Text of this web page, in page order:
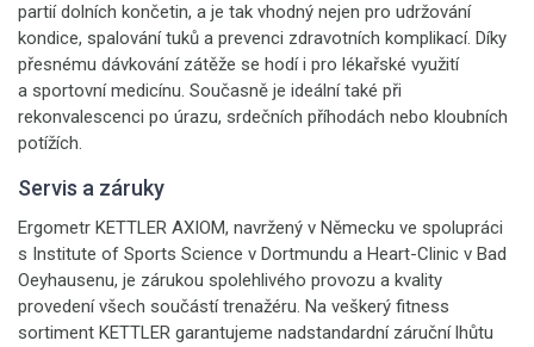
partií dolních končetin, a je tak vhodný nejen pro udržování
kondice, spalování tuků a prevenci zdravotních komplikací. Díky
přesnému dávkování zátěže se hodí i pro lékařské využití
a sportovní medicínu. Současně je ideální také při
rekonvalescenci po úrazu, srdečních příhodách nebo kloubních
potížích.
Servis a záruky
Ergometr KETTLER AXIOM, navržený v Německu ve spolupráci
s Institute of Sports Science v Dortmundu a Heart-Clinic v Bad
Oeyhausenu, je zárukou spolehlivého provozu a kvality
provedení všech součástí trenažéru. Na veškerý fitness
sortiment KETTLER garantujeme nadstandardní záruční lhůtu